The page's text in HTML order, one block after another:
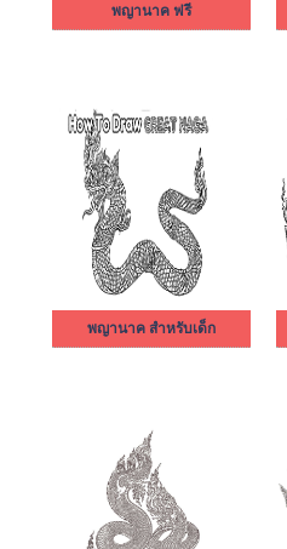
พญานาค ฟรี
พญานาค สำหรับเด็ก